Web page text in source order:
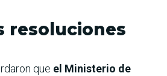
resoluciones
que el Ministerio de